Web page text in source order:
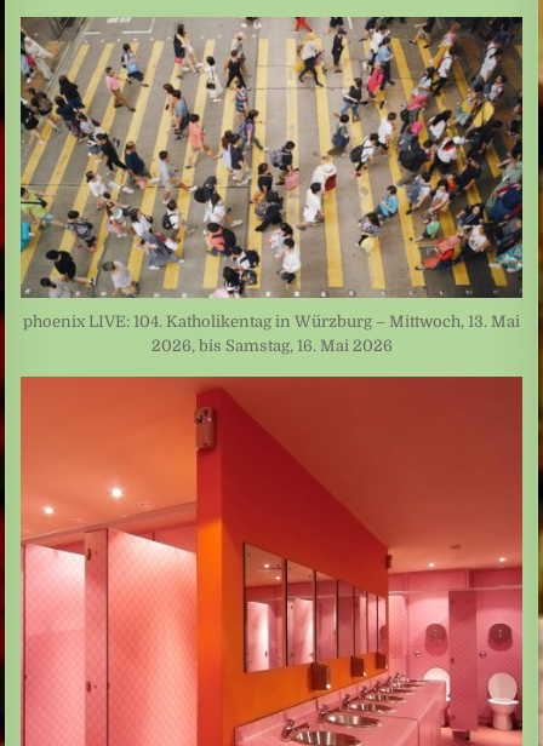
phoenix LIVE: 104. Katholikentag in Würzburg – Mittwoch, 13. Mai
2026, bis Samstag, 16. Mai 2026